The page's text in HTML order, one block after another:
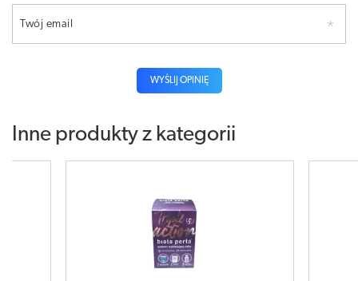
Twój email
WYŚLIJ OPINIĘ
Inne produkty z kategorii